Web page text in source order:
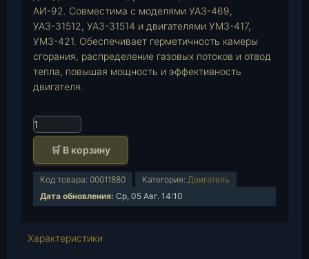
АИ-92. Совместима с моделями УАЗ-469,
УАЗ-31512, УАЗ-31514 и двигателями УМЗ-417,
УМЗ-421. Обеспечивает герметичность камеры
сгорания, распределение газовых потоков и отвод
тепла, повышая мощность и эффективность
двигателя.
К
о
и
т
🛒 В корзину
Код товара: 00011880 Категория: Двигатель
Дата обновления: Ср, 05 Авг. 14:10
Характеристики